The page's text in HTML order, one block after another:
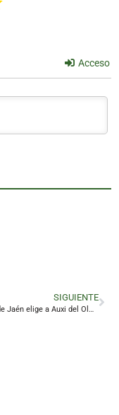
Acceso
SIGUIENTE